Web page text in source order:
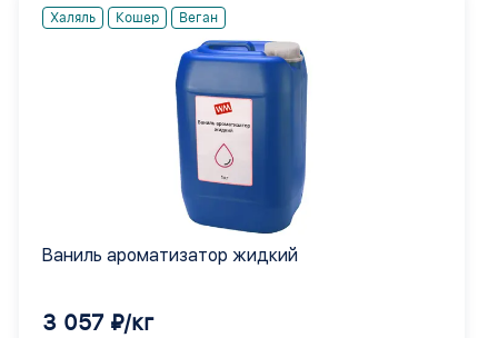
Халяль Кошер Веган
Ваниль ароматизатор жидкий
3 057 ₽/кг